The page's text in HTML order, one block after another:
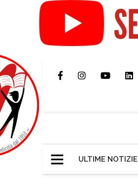
ULTIME NOTIZIE